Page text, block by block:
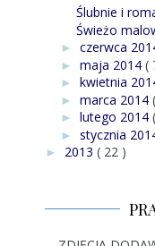
Ślubnie i
Świeżo
► czerwca
► maja 2014 (
► kwietnia
► marca 2014
► lutego 2014
► stycznia
► 2013 ( 22 )